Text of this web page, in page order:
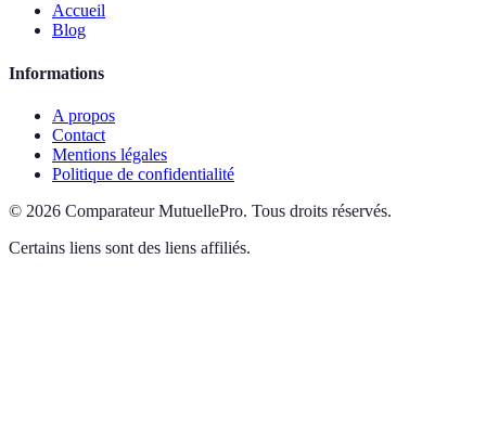
Accueil
Blog
Informations
A propos
Contact
Mentions légales
Politique de confidentialité
© 2026 Comparateur MutuellePro. Tous droits réservés.
Certains liens sont des liens affiliés.